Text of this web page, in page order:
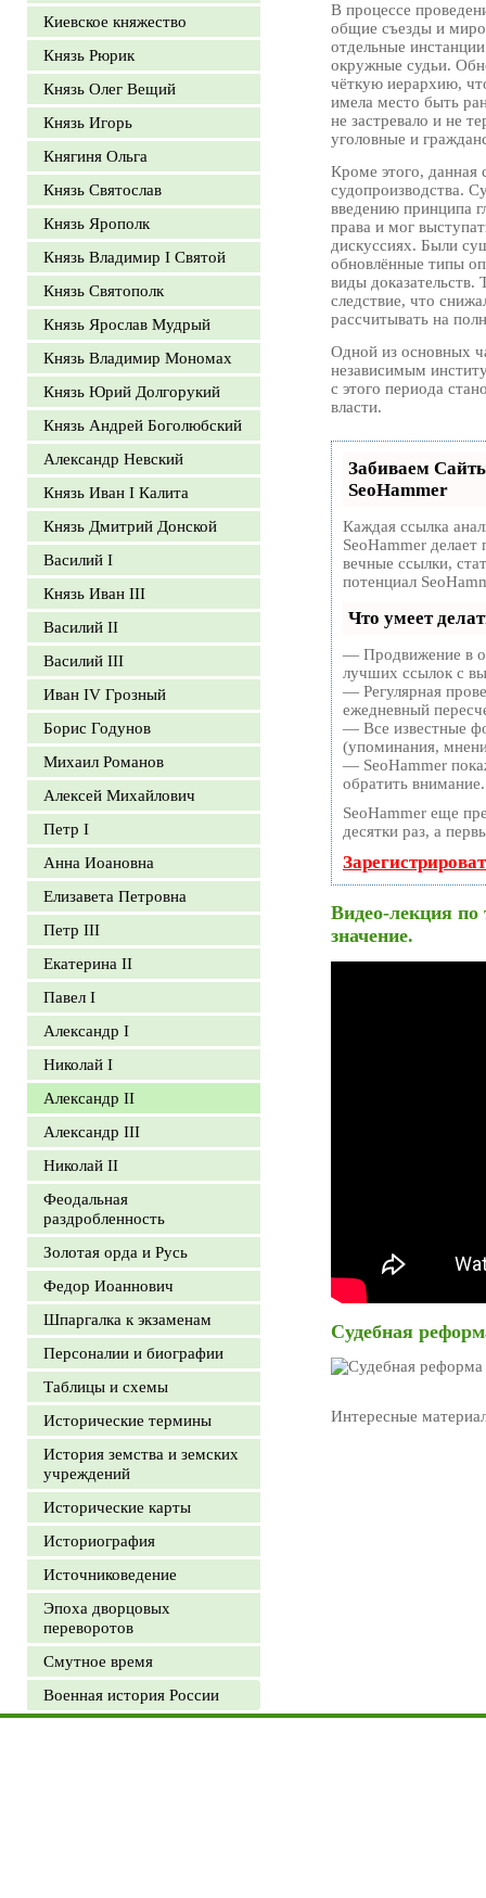
Киевское княжество
Князь Рюрик
Князь Олег Вещий
Князь Игорь
Княгиня Ольга
Князь Святослав
Князь Ярополк
Князь Владимир I Святой
Князь Святополк
Князь Ярослав Мудрый
Князь Владимир Мономах
Князь Юрий Долгорукий
Князь Андрей Боголюбский
Александр Невский
Князь Иван I Калита
Князь Дмитрий Донской
Василий I
Князь Иван III
Василий II
Василий III
Иван IV Грозный
Борис Годунов
Михаил Романов
Алексей Михайлович
Петр I
Анна Иоановна
Елизавета Петровна
Петр III
Екатерина II
Павел I
Александр I
Николай I
Александр II
Александр III
Николай II
Феодальная
раздробленность
Золотая орда и Русь
Федор Иоаннович
Шпаргалка к экзаменам
Персоналии и биографии
Таблицы и схемы
Исторические термины
История земства и земских
учреждений
Исторические карты
Историография
Источниковедение
Эпоха дворцовых
переворотов
Смутное время
Военная история России
В процессе
общие съезды и
отдельные
окружные судьи.
чёткую иерархию,
имела место быть
не застревало и не
уголовные и
Кроме этого, данная
судопроизводства.
введению принципа
права и мог
дискуссиях. Были
обновлённые типы
виды доказательств.
следствие, что
рассчитывать на
Одной из основных
независимым
с этого периода
власти.
Забиваем
SeoHammer
Каждая ссылка
SeoHammer
вечные ссылки,
потенциал
Что умеет
— Продвижение в
лучших ссылок с
— Регулярная
ежедневный
— Все известные
(упоминания,
— SeoHammer
обратить внимание.
SeoHammer еще
десятки раз, а
Видео-лекция по
значение.
Судебная
Интересные